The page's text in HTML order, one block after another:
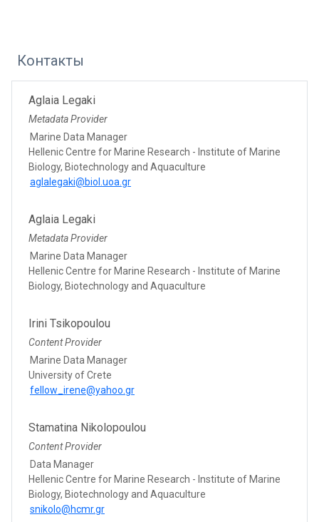
Контакты
Aglaia Legaki
Metadata Provider
Marine Data Manager
Hellenic Centre for Marine Research - Institute of Marine
Biology, Biotechnology and Aquaculture
aglalegaki@biol.uoa.gr
Aglaia Legaki
Metadata Provider
Marine Data Manager
Hellenic Centre for Marine Research - Institute of Marine
Biology, Biotechnology and Aquaculture
Irini Tsikopoulou
Content Provider
Marine Data Manager
University of Crete
fellow_irene@yahoo.gr
Stamatina Nikolopoulou
Content Provider
Data Manager
Hellenic Centre for Marine Research - Institute of Marine
Biology, Biotechnology and Aquaculture
snikolo@hcmr.gr